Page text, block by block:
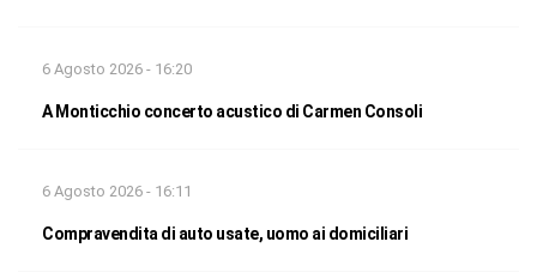
6 Agosto 2026 - 16:20
A Monticchio concerto acustico di Carmen Consoli
6 Agosto 2026 - 16:11
Compravendita di auto usate, uomo ai domiciliari